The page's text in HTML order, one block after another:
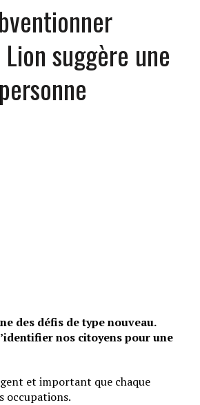
DE 2014
12 HEURES
suggère une
des défis de type nouveau.
nos citoyens pour une
et important que chaque
occupations.